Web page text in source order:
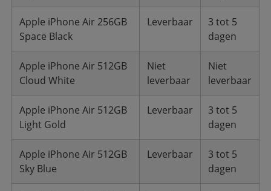
Apple iPhone Air 256GB
Space Black
Leverbaar
3 tot 5
dagen
Apple iPhone Air 512GB
Cloud White
Niet
leverbaar
Niet
leverbaar
Apple iPhone Air 512GB
Light Gold
Leverbaar
3 tot 5
dagen
Apple iPhone Air 512GB
Sky Blue
Leverbaar
3 tot 5
dagen